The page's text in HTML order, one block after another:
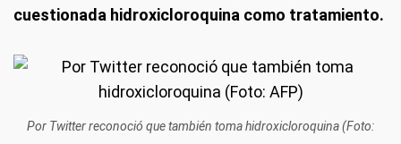
cuestionada hidroxicloroquina como tratamiento.
Por Twitter reconoció que también toma hidroxicloroquina (Foto: